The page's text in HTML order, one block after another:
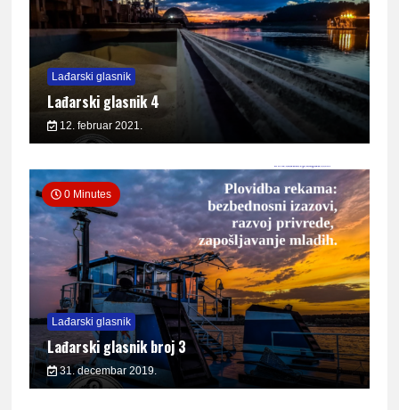
Lađarski glasnik
Lađarski glasnik 4
12. februar 2021.
0 Minutes
Lađarski glasnik
Lađarski glasnik broj 3
31. decembar 2019.